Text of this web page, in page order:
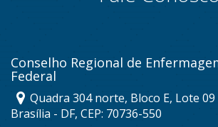
Conselho Regional de
Federal
Quadra 304 norte, Bloco E, Lote
Brasília - DF, CEP: 70736-550